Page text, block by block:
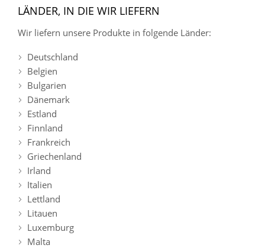
LÄNDER, IN DIE WIR LIEFERN
Wir liefern unsere Produkte in folgende Länder:
Deutschland
Belgien
Bulgarien
Dänemark
Estland
Finnland
Frankreich
Griechenland
Irland
Italien
Lettland
Litauen
Luxemburg
Malta